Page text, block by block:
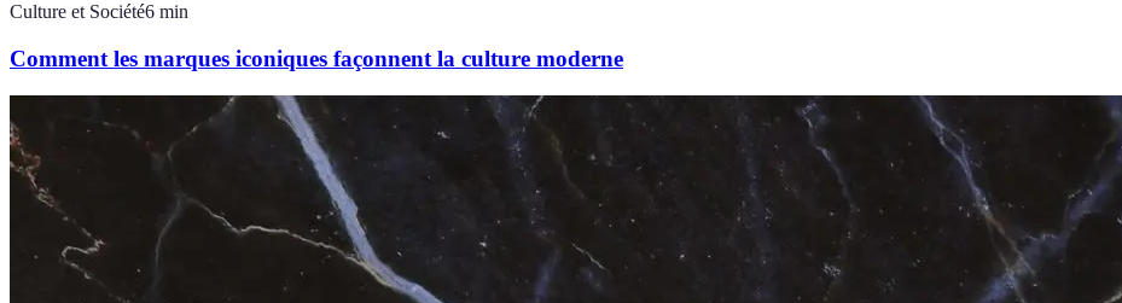
Culture et Société6 min
Comment les marques iconiques façonnent la culture moderne